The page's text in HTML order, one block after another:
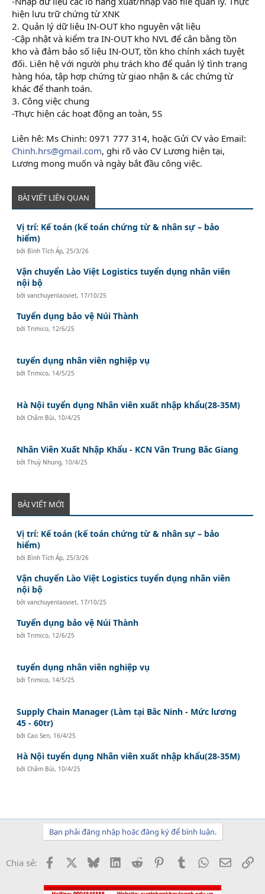
hiện lưu trữ chứng từ XNK
2. Quản lý dữ liệu IN-OUT kho nguyên vật liệu
-Cập nhật và kiểm tra IN-OUT kho NVL để cân bằng tồn
kho và đảm bảo số liệu IN-OUT, tồn kho chính xách tuyệt
đối. Liên hệ với người phụ trách kho để quản lý tình trạng
hàng hóa, tập hợp chứng từ giao nhận & các chứng từ
khác để thanh toán.
3. Công việc chung
-Thực hiện các hoạt động an toàn, 5S
Liên hê: Ms Chinh: 0971 777 314, hoặc Gửi CV vào Email:
Chinh.hrs@gmail.com, ghi rõ vào CV Lương hiện tại,
Lương mong muốn và ngày bắt đầu công việc.
BÀI VIẾT LIÊN QUAN
Vị trí: Kế toán (kế toán chứng từ & nhân sự – bảo
hiểm)
bởi Bình Tích Áp, 25/3/26
Vận chuyển Lào Việt Logistics tuyển dụng nhân viên
nội bộ
bởivanchuyenlaoviet, 17/10/25
Tuyển dụng bảo vệ Núi Thành
bởiTrimico, 12/6/25
tuyển dụng nhân viên nghiệp vụ
bởiTrimico, 14/5/25
Hà Nội tuyển dụng Nhân viên xuất nhập khẩu(28-35M)
bởiChâm Bùi, 10/4/25
Nhân Viên Xuất Nhập Khẩu - KCN Vân Trung Bắc Giang
bởiThuỳ Nhung, 10/4/25
BÀI VIẾT MỚI
Vị trí: Kế toán (kế toán chứng từ & nhân sự – bảo
hiểm)
bởi Bình Tích Áp, 25/3/26
Vận chuyển Lào Việt Logistics tuyển dụng nhân viên
nội bộ
bởivanchuyenlaoviet, 17/10/25
Tuyển dụng bảo vệ Núi Thành
bởiTrimico, 12/6/25
tuyển dụng nhân viên nghiệp vụ
bởiTrimico, 14/5/25
Supply Chain Manager (Làm tại Bắc Ninh - Mức lương
45 - 60tr)
bởiCao Sen, 16/4/25
Hà Nội tuyển dụng Nhân viên xuất nhập khẩu(28-35M)
bởiChâm Bùi, 10/4/25
Bạn phải đăng nhập hoặc đăng ký để bình luận.
Chia sẻ: Facebook BlueskyLinkedInReddit PinterestTumblrWhatsApp
Email